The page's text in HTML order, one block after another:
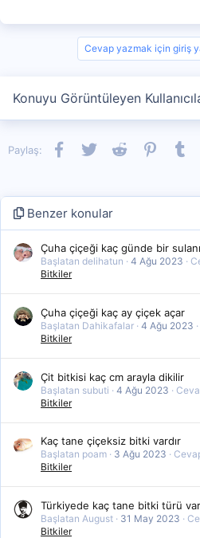
Cevap yazmak için giriş
Konuyu Görüntüleyen
Paylaş: Facebook
TwitterReddit Pinterest
Benzer konular
Çuha çiçeği kaç günde bir
Başlatan delihatun 4 Ağu 2023
Bitkiler
Çuha çiçeği kaç ay çiçek açar
Başlatan Dahikafalar 4 Ağu 2023
Bitkiler
Çit bitkisi kaç cm arayla dikilir
Başlatan subuti 4 Ağu 2023
Bitkiler
Kaç tane çiçeksiz bitki vardır
Başlatan poam 3 Ağu 2023
Bitkiler
Türkiyede kaç tane bitki türü
Başlatan August 31 May 2023
Bitkiler